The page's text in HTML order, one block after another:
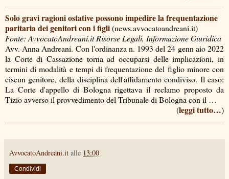
Solo gravi ragioni ostative possono impedire la frequentazione
paritaria dei genitori con i figli(news.avvocatoandreani.it)
Fonte: AvvocatoAndreani.it Risorse Legali, Informazione Giuridica
Avv. Anna Andreani. Con l'ordinanza n. 1993 del 24 genn aio 2022
la Corte di Cassazione torna ad occuparsi delle implicazioni, in
termini di modalità e tempi di frequentazione del figlio minore con
ciscun genitore, della disciplina dell'affidamento condiviso. Il caso:
La Corte d'appello di Bologna rigettava il reclamo proposto da
Tizio avverso il provvedimento del Tribunale di Bologna con il …
(leggi tutto…)
AvvocatoAndreani.it alle 13:00
Condividi